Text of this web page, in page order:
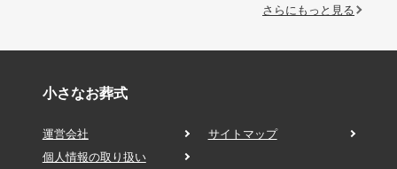
さらにもっと見る
小さなお葬式
運営会社
サイトマップ
個人情報の取り扱い